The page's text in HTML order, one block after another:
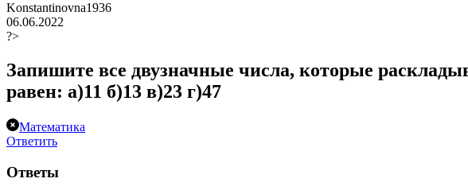
Konstantinovna1936
06.06.2022
?>
Запишите все двузначные числа, которые
равен: а)11 б)13 в)23 г)47
Математика
Ответить
Ответы